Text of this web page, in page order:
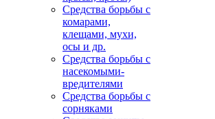
Средства борьбы с
комарами,
клещами, мухи,
осы и др.
Средства борьбы с
насекомыми-
вредителями
Средства борьбы с
сорняками